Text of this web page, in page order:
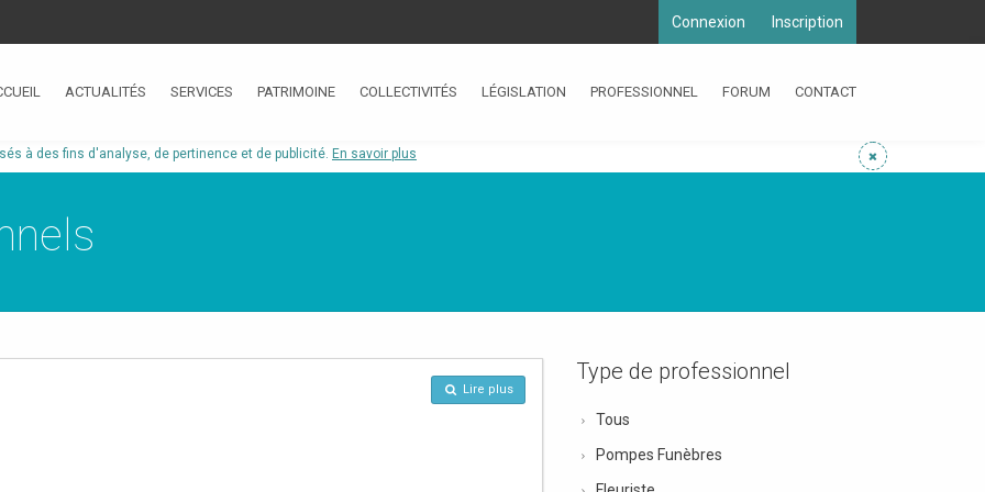
Inscription
Connexion
ACTUALITÉS SERVICES PATRIMOINE COLLECTIVITÉS LÉGISLATION PROFESSIONNEL FORUM CONTACT
à des fins d'analyse, de pertinence et de publicité. En savoir plus
Lire plus
Type de professionnel
Tous
Pompes Funèbres